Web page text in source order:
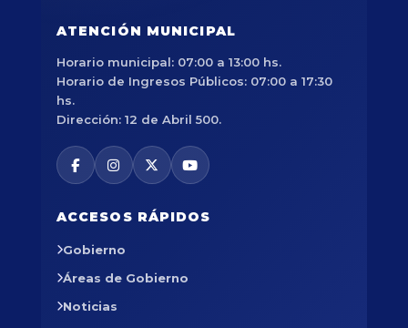
ATENCIÓN MUNICIPAL
Horario municipal: 07:00 a 13:00 hs.
Horario de Ingresos Públicos: 07:00 a 17:30
hs.
Dirección: 12 de Abril 500.
ACCESOS RÁPIDOS
Gobierno
Áreas de Gobierno
Noticias